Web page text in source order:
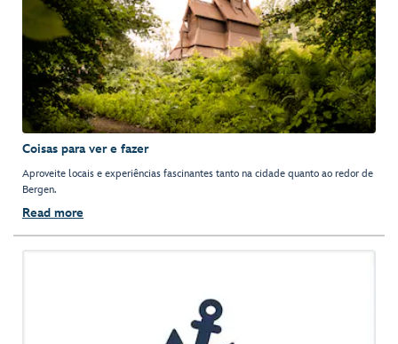
Coisas para ver e fazer
Aproveite locais e experiências fascinantes tanto na cidade quanto ao redor de
Bergen.
Read more